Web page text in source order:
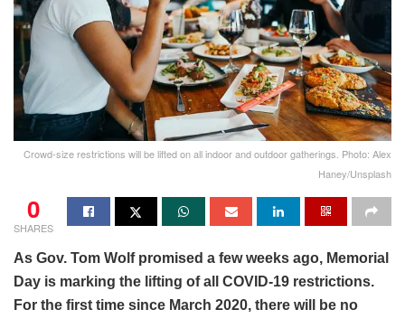
Crowd-size restrictions will be lifted on all indoor and outdoor gatherings. Photo: Alex
Haney/Unsplash
0
SHARES
As Gov. Tom Wolf promised a few weeks ago, Memorial
Day is marking the lifting of all COVID-19 restrictions.
For the first time since March 2020, there will be no